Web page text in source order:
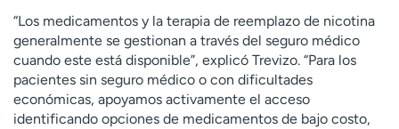
“Los medicamentos y la terapia de reemplazo de nicotina
generalmente se gestionan a través del seguro médico
cuando este está disponible”, explicó Trevizo. “Para los
pacientes sin seguro médico o con dificultades
económicas, apoyamos activamente el acceso
identificando opciones de medicamentos de bajo costo,